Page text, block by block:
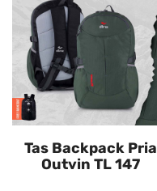
Tas Backpack Pria
Outvin TL 147